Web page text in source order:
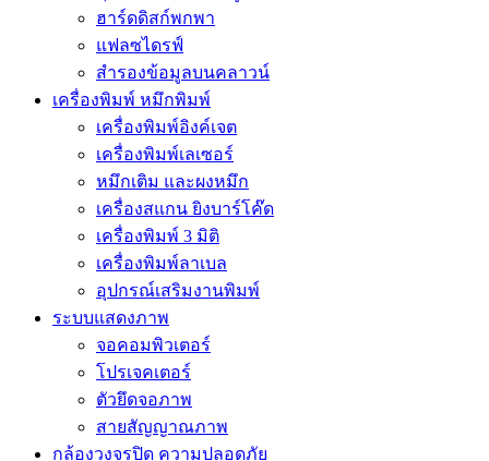
ฮาร์ดดิสก์พกพา
แฟลซไดรฟ์
สำรองข้อมูลบนคลาวน์
เครื่องพิมพ์ หมึกพิมพ์
เครื่องพิมพ์อิงค์เจต
เครื่องพิมพ์เลเซอร์
หมึกเติม และผงหมึก
เครื่องสแกน ยิงบาร์โค๊ด
เครื่องพิมพ์ 3 มิติ
เครื่องพิมพ์ลาเบล
อุปกรณ์เสริมงานพิมพ์
ระบบแสดงภาพ
จอคอมพิวเตอร์
โปรเจคเตอร์
ตัวยึดจอภาพ
สายสัญญาณภาพ
กล้องวงจรปิด ความปลอดภัย